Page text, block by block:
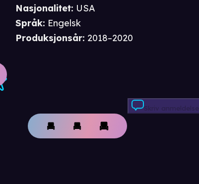
Skriv anmeldelse
Nasjonalitet: USA
Språk: Engelsk
Produksjonsår: 2018–2020